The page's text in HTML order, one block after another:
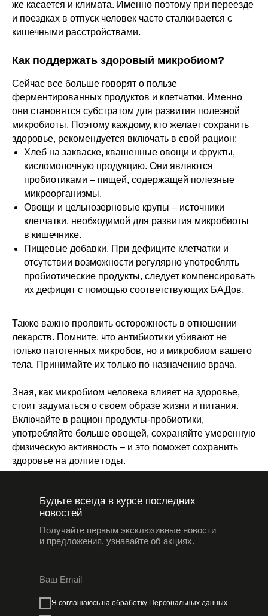
же касается и климата. Именно поэтому при переезде
и поездках в отпуск человек часто сталкивается с
кишечными расстройствами.
Как поддержать здоровый микробиом?
Сейчас все больше говорят о пользе
ферментированных продуктов и клетчатки. Именно
они становятся субстратом для развития полезной
микробиоты. Поэтому каждому, кто желает сохранить
здоровье, рекомендуется включать в свой рацион:
Хлеб на закваске, квашенные овощи и фрукты,
кисломолочную продукцию. Они являются
пробиотиками – пищей, содержащей полезные
микроорганизмы.
Овощи и цельнозерновые крупы – источники
клетчатки, необходимой для развития микробиоты
в кишечнике.
Пищевые добавки. При дефиците клетчатки и
отсутствии возможности регулярно употреблять
пробиотические продукты, следует компенсировать
их дефицит с помощью соответствующих БАДов.
Также важно проявить осторожность в отношении
лекарств. Помните, что антибиотики убивают не
только патогенных микробов, но и микробиом вашего
тела. Принимайте их только по назначению врача.
Зная, как микробиом человека влияет на здоровье,
стоит задуматься о своем образе жизни и питания.
Включайте в рацион продукты-пробиотики,
употребляйте больше овощей, сохраняйте умеренную
физическую активность – и это поможет сохранить
здоровье на долгие годы.
Будьте всегда в курсе последних
новостей
Получайте первым эксклюзивные новости
и предложения, узнавайте об акциях.
Я соглашаюсь на обработку Персональных данных